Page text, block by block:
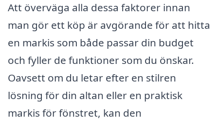
Att överväga alla dessa faktorer innan
man gör ett köp är avgörande för att hitta
en markis som både passar din budget
och fyller de funktioner som du önskar.
Oavsett om du letar efter en stilren
lösning för din altan eller en praktisk
markis för fönstret, kan den